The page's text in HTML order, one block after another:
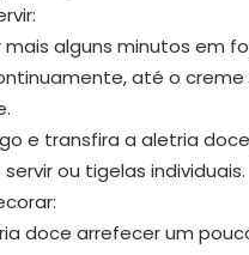
mais alguns minutos em
até o creme
e transfira a aletria
ou tigelas individuais.
doce arrefecer um